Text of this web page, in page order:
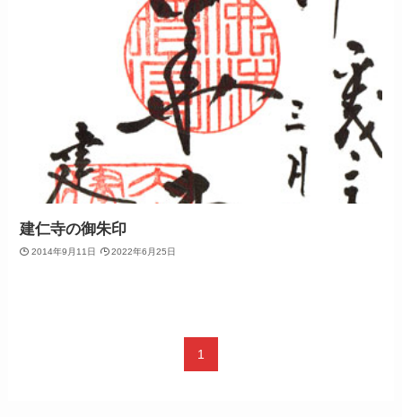
建仁寺の御朱印
2014年9月11日 2022年6月25日
1